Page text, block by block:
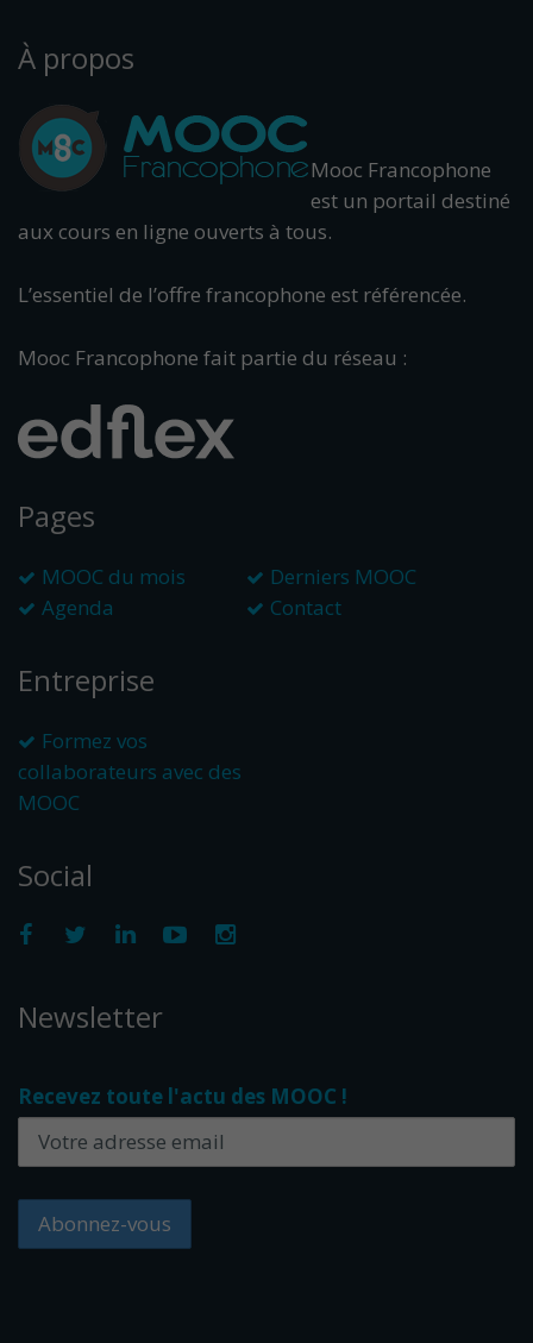
À propos
Mooc Francophone
est un portail destiné
aux cours en ligne ouverts à tous.
L’essentiel de l’offre francophone est référencée.
Mooc Francophone fait partie du réseau :
Pages
MOOC du mois
Derniers MOOC
Agenda
Contact
Entreprise
Formez vos
collaborateurs avec des
MOOC
Social
Newsletter
Recevez toute l'actu des MOOC !